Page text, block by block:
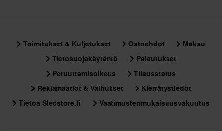
Toimitukset & Kuljetukset Ostoehdot
Maksu
Tietosuojakäytäntö
Palautukset
Peruuttamisoikeus
Tilausstatus
Reklamaatiot & Valitukset
Kierrätystiedot
Tietoa Sledstore.fi
Vaatimustenmukaisuusvakuutus